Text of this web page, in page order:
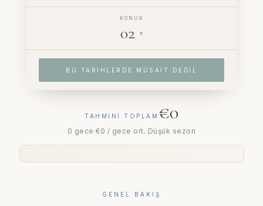
KONUK
02 ▾
BU TARIHLERDE MÜSAIT DEĞIL
TAHMINI TOPLAM €0
0 gece ·€0 / gece ort.· Düşük sezon
GENEL BAKIŞ